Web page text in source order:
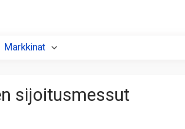
Markkinat
sijoitusmessut